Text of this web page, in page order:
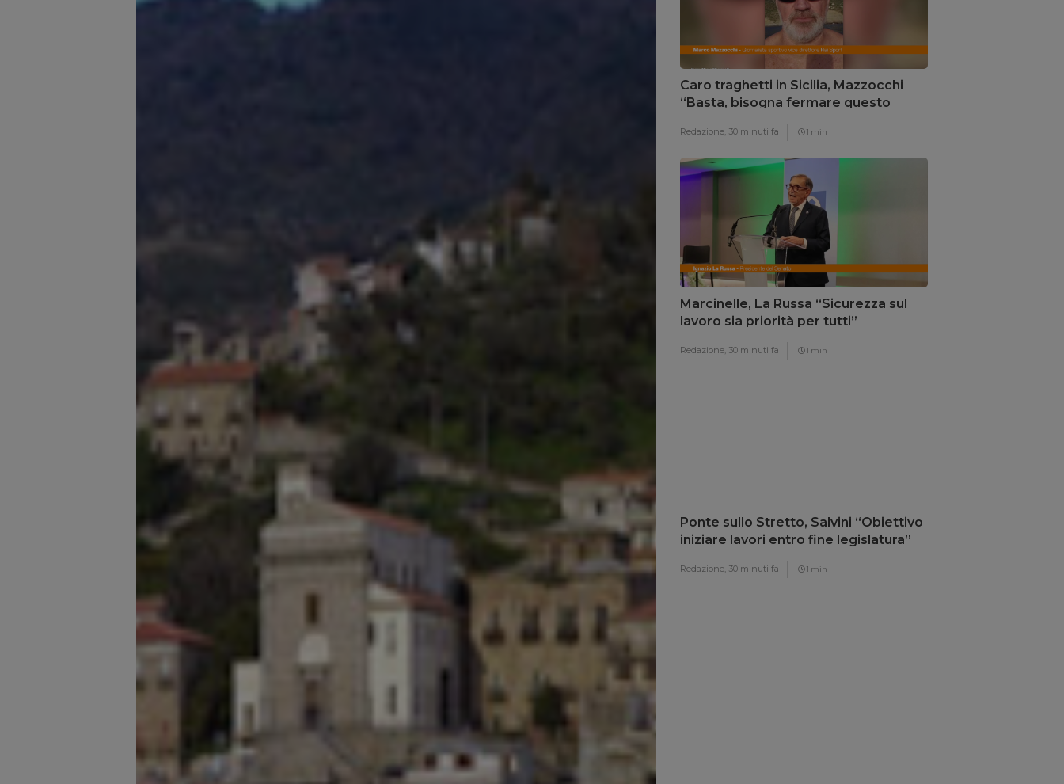
Caro traghetti in Sicilia, Mazzocchi
“Basta, bisogna fermare questo
Redazione, 30 minuti fa 1 min
Marcinelle, La Russa “Sicurezza sul
lavoro sia priorità per tutti”
Redazione, 30 minuti fa 1 min
Ponte sullo Stretto, Salvini “Obiettivo
iniziare lavori entro fine legislatura”
Redazione, 30 minuti fa 1 min